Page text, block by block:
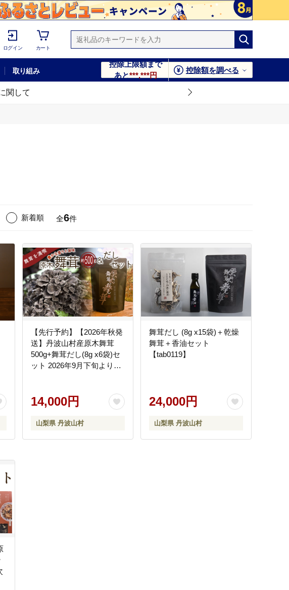
ログイン カート
取り組み
控除上限額まで
あと***,***円
控除額を調べる
関して
新着順 全6件
【先行予約】【2026年秋発
送】丹波山村産原木舞茸
500g+舞茸だし(8g x6袋)セ
ット 2026年9月下旬より順
14,000円
山梨県 丹波山村
舞茸だし (8g x15袋)＋乾燥
舞茸＋香油セット
【tab0119】
24,000円
山梨県 丹波山村